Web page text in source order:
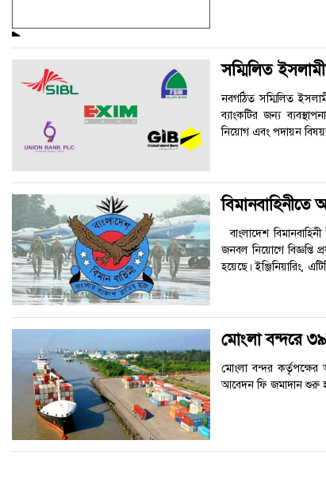
বার্তা
স্পটলাইট
রকমারি
অপরাধ
আবহাওয়া
ও
পরিবেশ
ছবি
ভিডিও
সম্মিলিত
নবগঠিত সম্মিলিত
ব্যাংকটির জন্য
নিয়োগ এবং পদায়ন
বিমানবাহিনীতে
বাংলাদেশ
জনবল নিয়োগে বিজ্ঞপ্তি
হয়েছে। ইঞ্জিনিয়ারিং,
মোংলা বন্দরে
মোংলা বন্দর কর্তৃপক্ষের
আবেদন ফি জমাদান শুরু